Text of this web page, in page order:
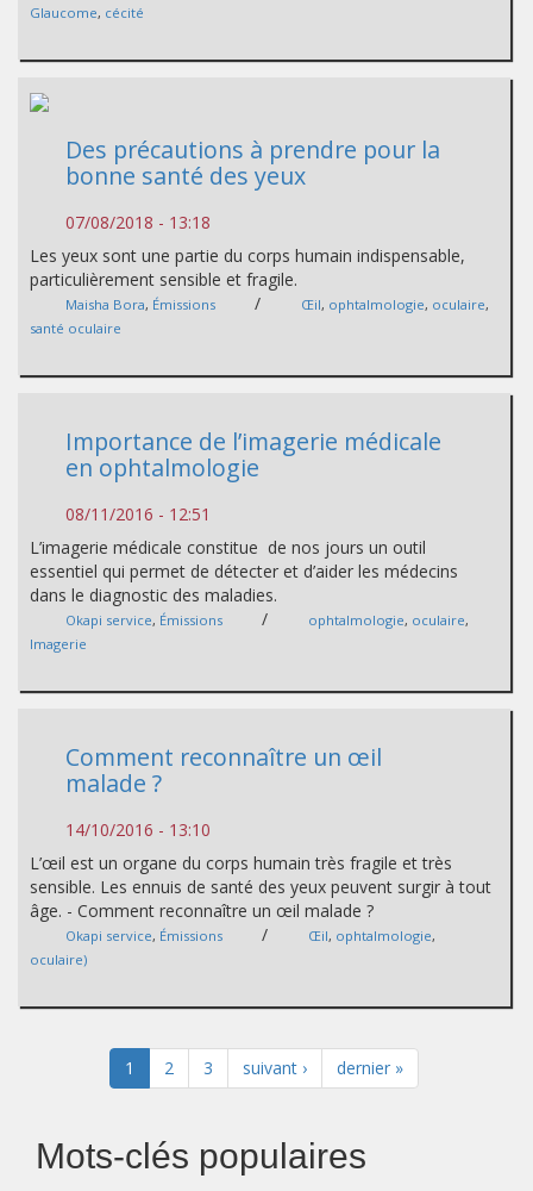
Glaucome, cécité
Des précautions à prendre pour la
bonne santé des yeux
07/08/2018 - 13:18
Les yeux sont une partie du corps humain indispensable,
particulièrement sensible et fragile.
Maisha Bora, Émissions / Œil, ophtalmologie, oculaire,
santé oculaire
Importance de l’imagerie médicale
en ophtalmologie
08/11/2016 - 12:51
L’imagerie médicale constitue de nos jours un outil
essentiel qui permet de détecter et d’aider les médecins
dans le diagnostic des maladies.
Okapi service, Émissions / ophtalmologie, oculaire,
Imagerie
Comment reconnaître un œil
malade ?
14/10/2016 - 13:10
L’œil est un organe du corps humain très fragile et très
sensible. Les ennuis de santé des yeux peuvent surgir à tout
âge. - Comment reconnaître un œil malade ?
Okapi service, Émissions / Œil, ophtalmologie,
oculaire)
1 2 3 suivant › dernier »
Mots-clés populaires